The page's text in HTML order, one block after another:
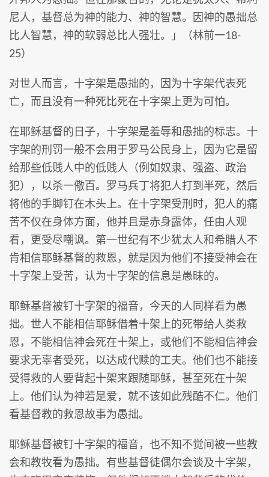
尼人，基督总为神的能力、神的智慧。因神的愚拙总
比人智慧，神的软弱总比人强壮。」（林前一18-
25）
对世人而言，十字架是愚拙的，因为十字架代表死
亡，而且没有一种死比死在十字架上更为可怕。
在耶稣基督的日子，十字架是羞辱和愚拙的标志。十
字架的刑罚一般不会用于罗马公民身上，因为它是留
给那些低贱人中的低贱人（例如奴隶、强盗、政治
犯），以杀一儆百。罗马兵丁将犯人打到半死，然后
将他的手脚钉在木头上。在十字架受刑时，犯人的痛
苦不仅在身体方面，他并且是赤身露体，任由人观
看，更受尽嘲讽。第一世纪有不少犹太人和希腊人不
肯相信耶稣基督的救恩，就是因为他们不接受神会在
十字架上受苦，认为十字架的信息是愚昧的。
耶稣基督被钉十字架的福音，今天的人同样看为愚
拙。世人不能相信耶稣借着十架上的死带给人类救
恩，不能相信神会死在十架上，或他们不能相信神会
要求无辜者受死，以达成代赎的工夫。他们也不能接
受得救的人要背起十架来跟随耶稣，甚至死在十架
上。他们认为神若是爱，就不该如此残酷不仁。他们
看基督教的救恩故事为愚拙。
耶稣基督被钉十字架的福音，也不知不觉间被一些教
会和教牧看为愚拙。有些基督徒偶尔会谈及十字架，